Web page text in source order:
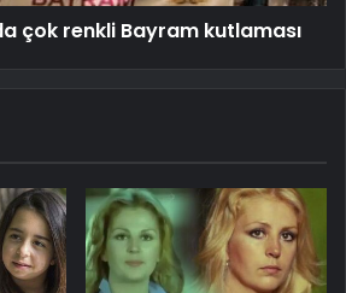
çok renkli Bayram kutlaması